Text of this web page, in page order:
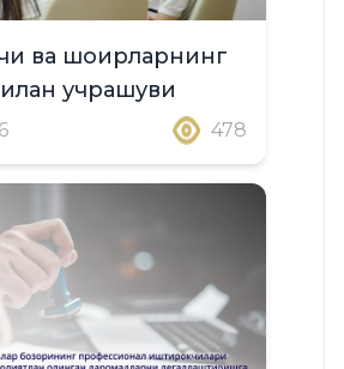
ва шоирларнинг
учрашуви
478